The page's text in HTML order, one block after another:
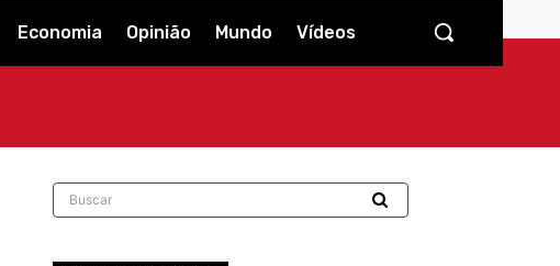
Economia Opinião Mundo Vídeos
Buscar